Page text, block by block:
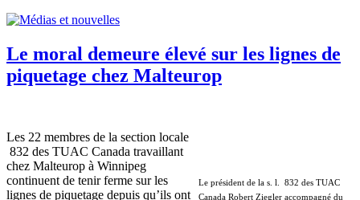
Le moral demeure élevé sur les lignes de
piquetage chez Malteurop
Le président de la s. l. 832 des TUAC
Canada Robert Ziegler accompagné du
Les 22 membres de la section locale
832 des TUAC Canada travaillant
chez Malteurop à Winnipeg
continuent de tenir ferme sur les
lignes de piquetage depuis qu’ils ont